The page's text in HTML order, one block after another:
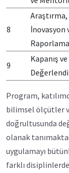
8
Araştırma,
İnovasyon
Raporlama
9
Kapanış ve
Program,
bilimsel ölçütler
doğrultusunda
olanak
uygulamayı
farklı